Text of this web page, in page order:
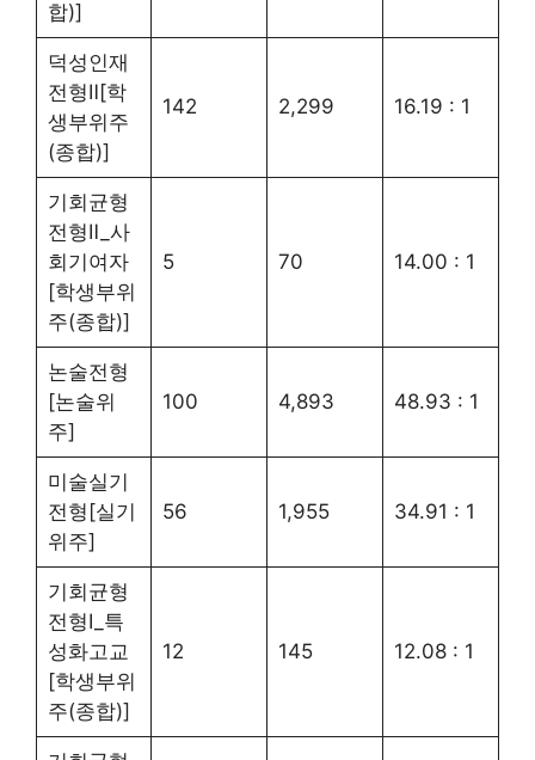
합)]
덕성인재
전형Ⅱ[학
생부위주
(종합)]
142 2,299 16.19 : 1
기회균형
전형Ⅱ_사
회기여자
[학생부위
주(종합)]
5 70 14.00 : 1
논술전형
[논술위
주]
100 4,893 48.93 : 1
미술실기
전형[실기
위주]
56 1,955 34.91 : 1
기회균형
전형Ⅰ_특
성화고교
[학생부위
주(종합)]
12 145 12.08 : 1